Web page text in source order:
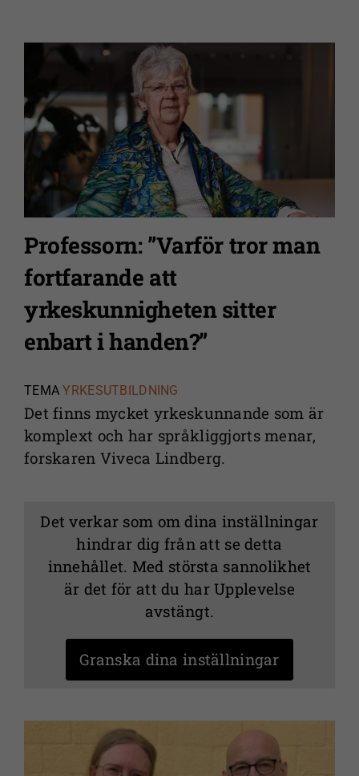
Professorn: ”Varför tror man
fortfarande att
yrkeskunnigheten sitter
enbart i handen?”
TEMA YRKESUTBILDNING
Det finns mycket yrkeskunnande som är
komplext och har språkliggjorts menar,
forskaren Viveca Lindberg.
Det verkar som om dina inställningar
hindrar dig från att se detta
innehållet. Med största sannolikhet
är det för att du har Upplevelse
avstängt.
Granska dina inställningar